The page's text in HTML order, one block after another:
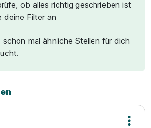
ob alles richtig geschrieben ist
deine Filter an
schon mal ähnliche Stellen für dich